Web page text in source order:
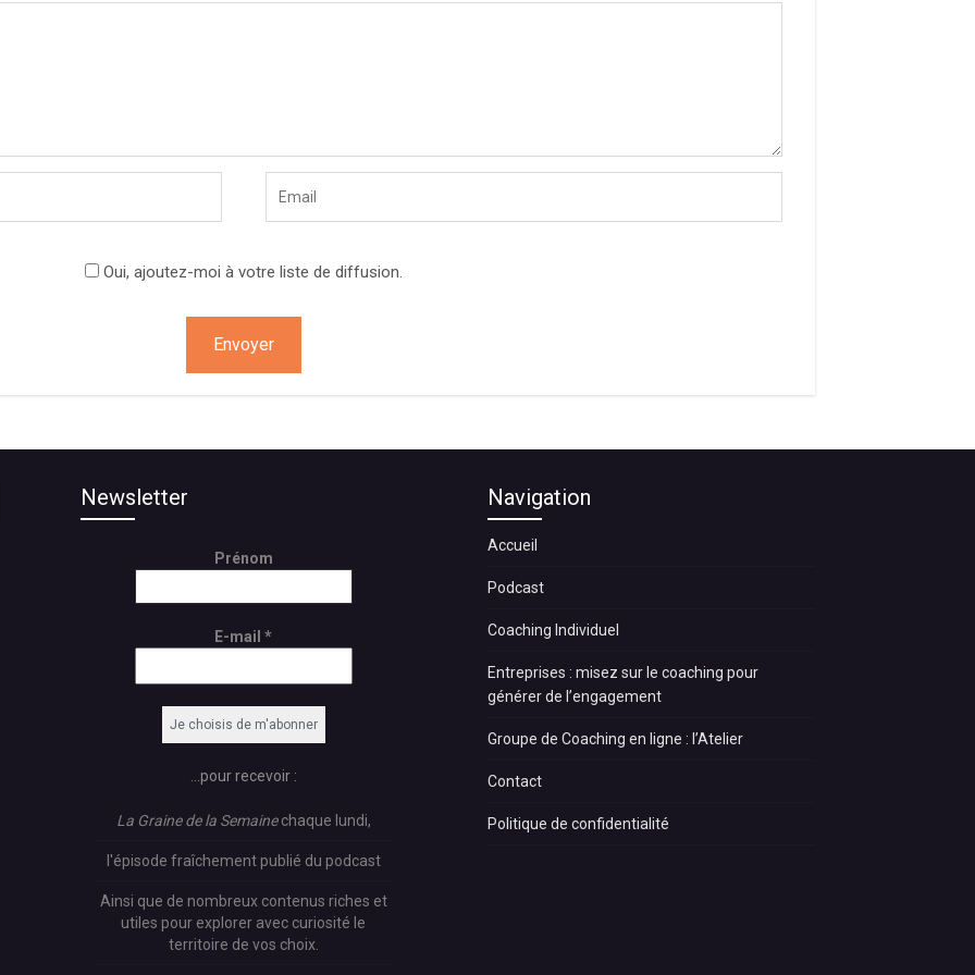
Oui, ajoutez-moi à votre liste de diffusion.
Newsletter
Prénom
E-mail*
...pour recevoir :
La Graine de la Semainechaque lundi,
l'épisode fraîchement publié du podcast
Ainsi que de nombreux contenus riches et
utiles pour explorer avec curiosité le
territoire de vos choix.
Navigation
Accueil
Podcast
Coaching Individuel
Entreprises : misez sur le coaching pour
générer de l’engagement
Groupe de Coaching en ligne : l’Atelier
Contact
Politique de confidentialité